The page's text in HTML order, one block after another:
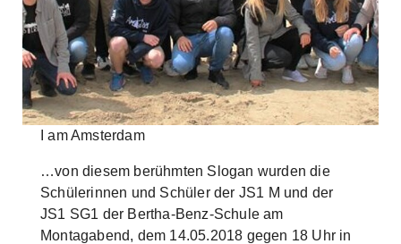
Skip to main content
I am Amsterdam
…von diesem berühmten Slogan wurden die
Schülerinnen und Schüler der JS1 M und der
JS1 SG1 der Bertha-Benz-Schule am
Montagabend, dem 14.05.2018 gegen 18 Uhr in